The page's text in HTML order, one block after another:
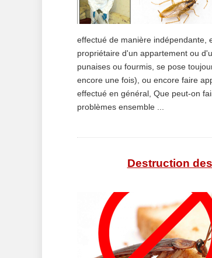
effectué de manière indépendante,
propriétaire d'un appartement ou
punaises ou fourmis, se pose
encore une fois), ou encore faire
effectué en général, Que peut-on
problèmes ensemble ...
Destruction